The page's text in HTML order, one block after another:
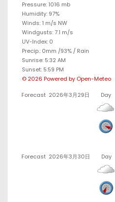
Pressure: 1016 mb
Humidity: 97%
Winds: 1 m/s NW
Windgusts: 7.1 m/s
UV-Index: 0
Precip.: 0mm /93% / Rain
Sunrise: 5:32 AM
Sunset: 5:59 PM
© 2026 Powered by Open-Meteo
Forecast 2026年3月29日 Day
Forecast 2026年3月30日 Day